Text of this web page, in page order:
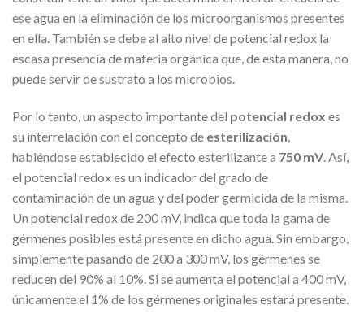
ese agua en la eliminación de los microorganismos presentes
en ella. También se debe al alto nivel de potencial redox la
escasa presencia de materia orgánica que, de esta manera, no
puede servir de sustrato a los microbios.
Por lo tanto, un aspecto importante del potencial redox es
su interrelación con el concepto de esterilización
habiéndose establecido el efecto esterilizante a 750 mV . Así,
el potencial redox es un indicador del grado de
contaminación de un agua y del poder germicida de la misma.
Un potencial redox de 200 mV, indica que toda la gama de
gérmenes posibles está presente en dicho agua. Sin embargo,
simplemente pasando de 200 a 300 mV, los gérmenes se
reducen del 90% al 10%. Si se aumenta el potencial a 400 mV,
únicamente el 1% de los gérmenes originales estará presente.